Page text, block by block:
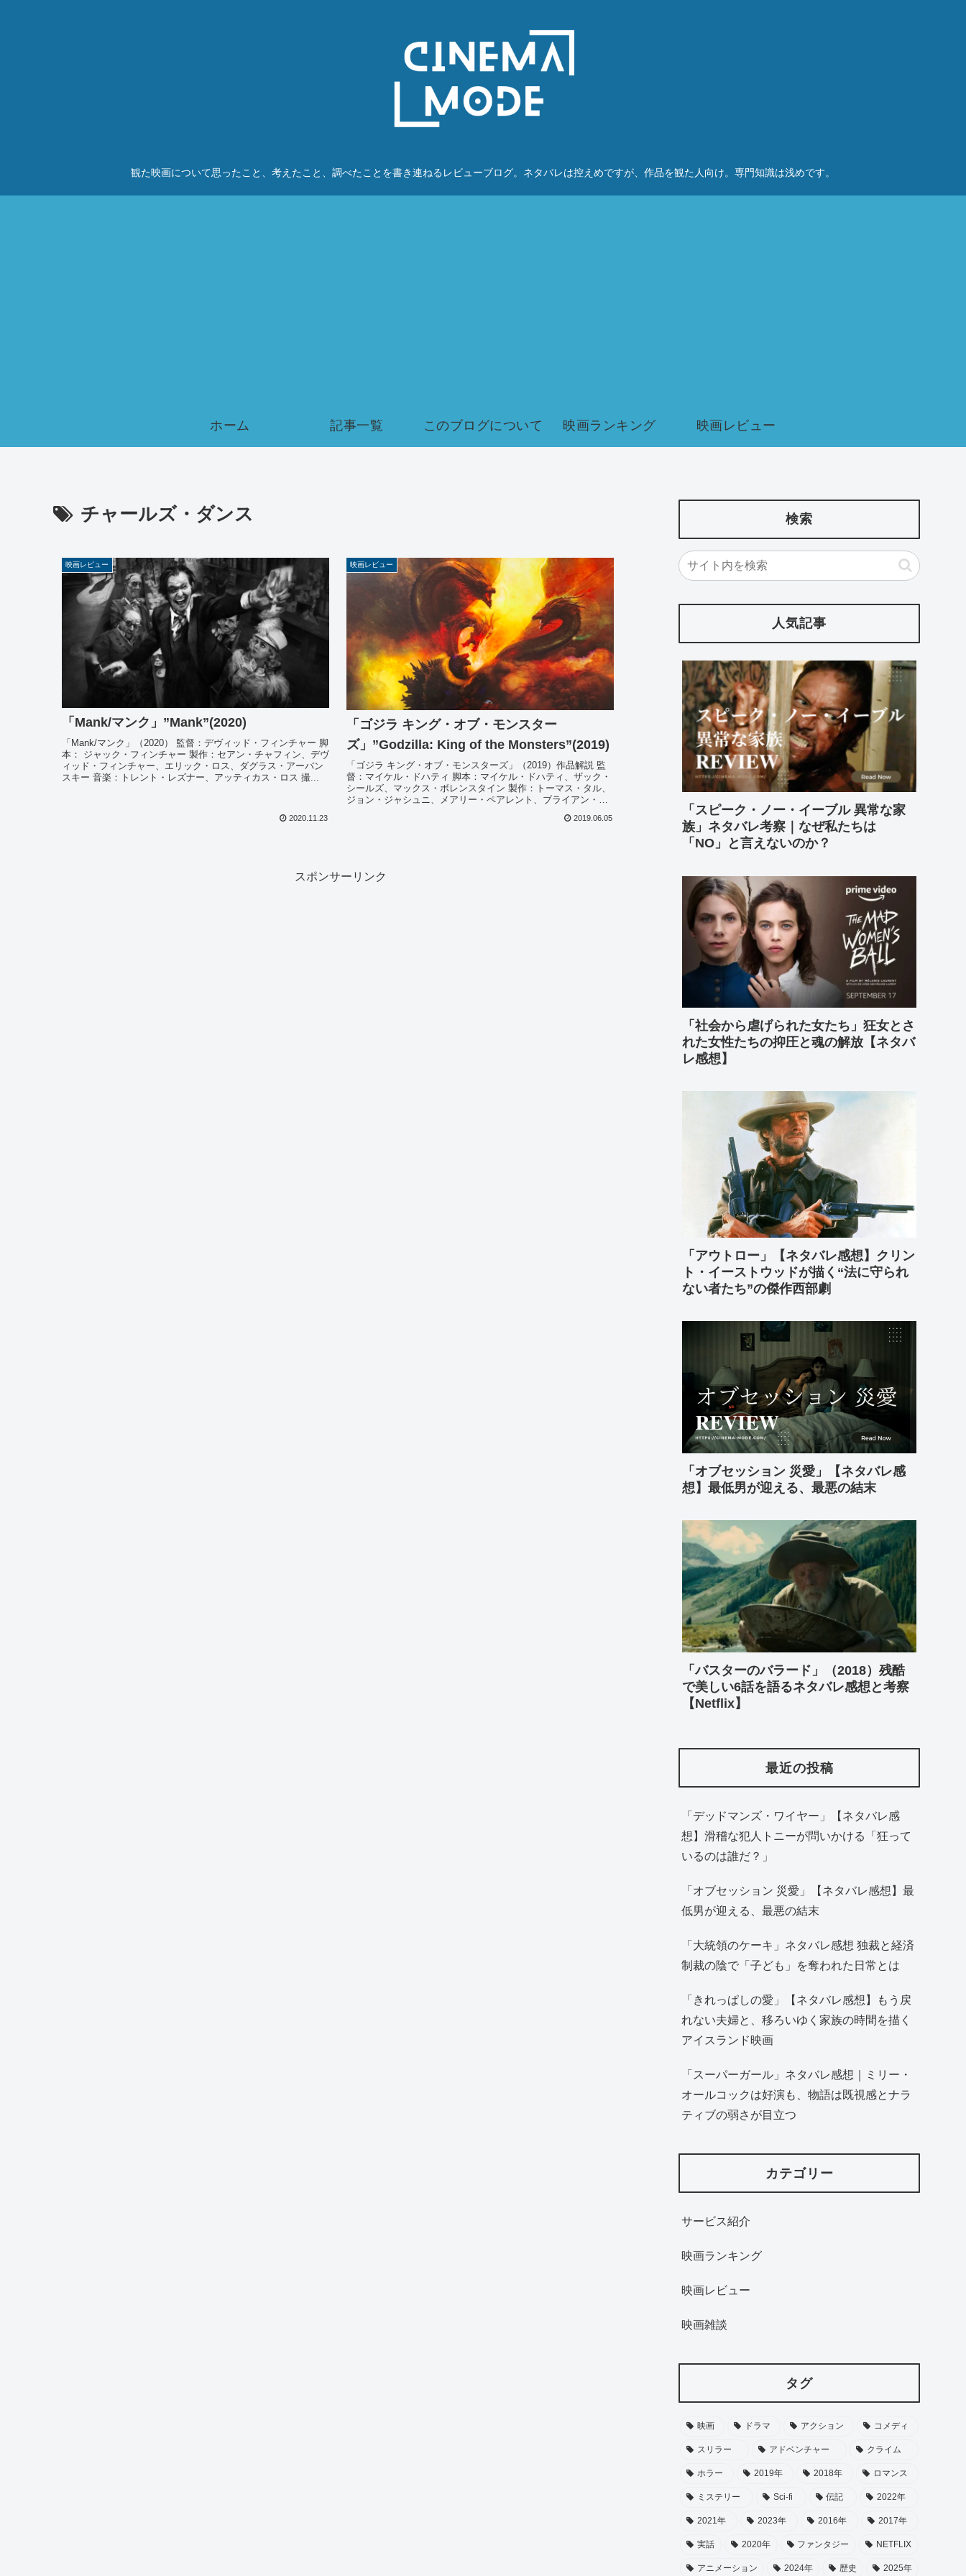
観た映画について思ったこと、考えたこと、調べたことを書き連ねるレビューブログ。ネタバレは控えめですが、作品を観た人向け。専門知識は浅めです。
ホーム 記事一覧 このブログについて 映画ランキング 映画レビュー
チャールズ・ダンス
映画レビュー
「Mank/マンク」”Mank”(2020)
「Mank/マンク」（2020） 監督：デヴィッド・フィンチャー 脚
本： ジャック・フィンチャー 製作：セアン・チャフィン、デヴ
ィッド・フィンチャー、エリック・ロス、ダグラス・アーバン
スキー 音楽：トレント・レズナー、アッティカス・ロス 撮...
2020.11.23
映画レビュー
「ゴジラ キング・オブ・モンスター
ズ」”Godzilla: King of the Monsters”(2019)
「ゴジラ キング・オブ・モンスターズ」（2019）作品解説 監
督：マイケル・ドハティ 脚本：マイケル・ドハティ、ザック・
シールズ、マックス・ボレンスタイン 製作：トーマス・タル、
ジョン・ジャシュニ、メアリー・ペアレント、ブライアン・ロ
2019.06.05
スポンサーリンク
検索
人気記事
「スピーク・ノー・イーブル 異常な家
族」ネタバレ考察｜なぜ私たちは
「NO」と言えないのか？
「社会から虐げられた女たち」狂女とさ
れた女性たちの抑圧と魂の解放【ネタバ
レ感想】
「アウトロー」【ネタバレ感想】クリン
ト・イーストウッドが描く“法に守られ
ない者たち”の傑作西部劇
「オブセッション 災愛」【ネタバレ感
想】最低男が迎える、最悪の結末
「バスターのバラード」（2018）残酷
で美しい6話を語るネタバレ感想と考察
【Netflix】
最近の投稿
「デッドマンズ・ワイヤー」【ネタバレ感
想】滑稽な犯人トニーが問いかける「狂って
いるのは誰だ？」
「オブセッション 災愛」【ネタバレ感想】最
低男が迎える、最悪の結末
「大統領のケーキ」ネタバレ感想 独裁と経済
制裁の陰で「子ども」を奪われた日常とは
「きれっぱしの愛」【ネタバレ感想】もう戻
れない夫婦と、移ろいゆく家族の時間を描く
アイスランド映画
「スーパーガール」ネタバレ感想｜ミリー・
オールコックは好演も、物語は既視感とナラ
ティブの弱さが目立つ
カテゴリー
サービス紹介
映画ランキング
映画レビュー
映画雑談
タグ
映画 ドラマ アクション コメディ
スリラー アドベンチャー クライム
ホラー 2019年 2018年 ロマンス
ミステリー Sci-fi 伝記 2022年
2021年 2023年 2016年 2017年
実話 2020年 ファンタジー NETFLIX
アニメーション 2024年 歴史 2025年